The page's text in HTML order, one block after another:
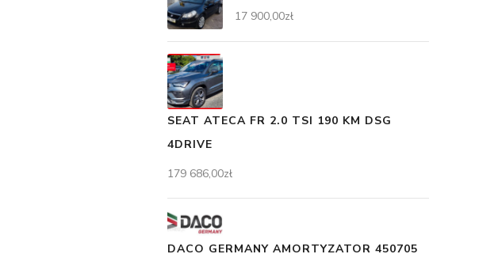
17 900,00zł
SEAT ATECA FR 2.0 TSI 190 KM DSG
4DRIVE
179 686,00zł
DACO GERMANY AMORTYZATOR 450705